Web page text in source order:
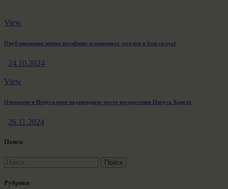
View
Опубликованы имена погибших и раненных сегодня в бою солдат
24.10.2024
View
Открытие в Иерусалиме подтвердило место воскресения Иисуса Христа
26.11.2024
Поиск
Найти:
Рубрики